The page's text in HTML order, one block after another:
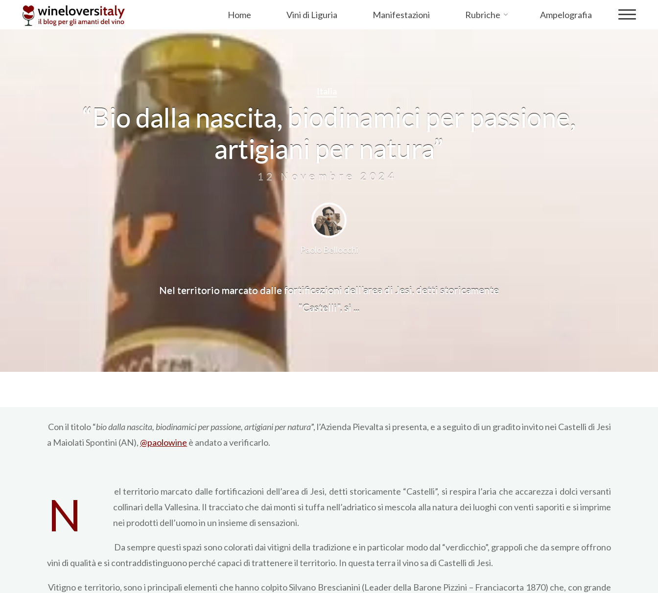
Home Vini di Liguria Manifestazioni Rubriche Ampelografia
“Bio dalla nascita, biodinamici per passione,
artigiani per natura”
12 Novembre 2024
Paolo Bellocchi
Nel territorio marcato dalle fortificazioni dell'area di Jesi, detti storicamente
"Castelli", si ...
Con il titolo “bio dalla nascita, biodinamici per passione, artigiani per natura”, l’Azienda Pievalta si presenta, e a seguito di un gradito invito nei Castelli di Jesi
a Maiolati Spontini (AN), @paolowine è andato a verificarlo.
N
el territorio marcato dalle fortificazioni dell’area di Jesi, detti storicamente “Castelli”, si respira l’aria che accarezza i dolci versanti
collinari della Vallesina. Il tracciato che dai monti si tuffa nell’adriatico si mescola alla natura dei luoghi con venti saporiti e si imprime
nei prodotti dell’uomo in un insieme di sensazioni.
Da sempre questi spazi sono colorati dai vitigni della tradizione e in particolar modo dal “verdicchio”, grappoli che da sempre offrono
vini di qualità e si contraddistinguono perché capaci di trattenere il territorio. In questa terra il vino sa di Castelli di Jesi.
Vitigno e territorio, sono i principali elementi che hanno colpito Silvano Brescianini (Leader della Barone Pizzini – Franciacorta 1870) che, con grande